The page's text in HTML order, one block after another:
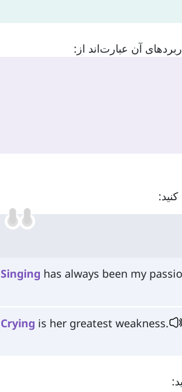
Singing has always been my
Crying is her greatest weakness.